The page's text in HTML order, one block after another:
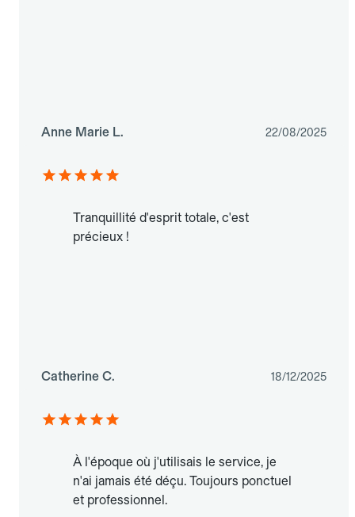
Anne Marie L. 22/08/2025
Tranquillité d'esprit totale, c'est
précieux !
Catherine C. 18/12/2025
À l'époque où j'utilisais le service, je
n'ai jamais été déçu. Toujours ponctuel
et professionnel.